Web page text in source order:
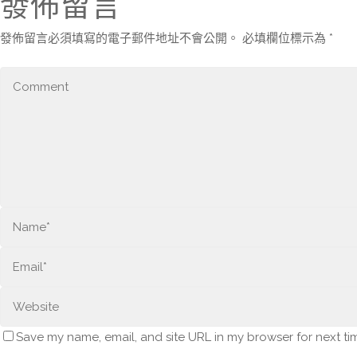
發佈留言必須填寫的電子郵件地址不會公開。 必填欄位標示為 *
Save my name, email, and site URL in my browser for next